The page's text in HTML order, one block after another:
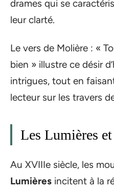
drames qui se
leur clarté.
Le vers de Molière : «
bien » illustre ce désir
intrigues, tout en
lecteur sur les travers
Les Lumières
Au XVIIIe siècle, les
Lumières incitent à la